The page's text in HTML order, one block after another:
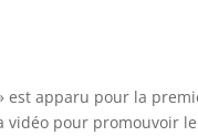
est apparu pour la
pour promouvoir